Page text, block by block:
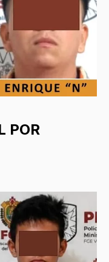
POR